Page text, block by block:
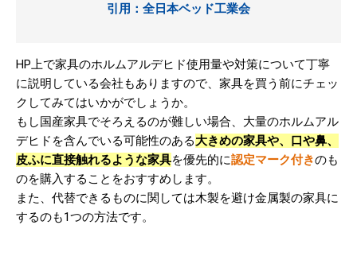
引用：全日本ベッド工業会
HP上で家具のホルムアルデヒド使用量や対策について丁寧
に説明している会社もありますので、家具を買う前にチェッ
クしてみてはいかがでしょうか。
もし国産家具でそろえるのが難しい場合、大量のホルムアル
デヒドを含んでいる可能性のある大きめの家具や、口や鼻、
皮ふに直接触れるような家具を優先的に認定マーク付きのも
のを購入することをおすすめします。
また、代替できるものに関しては木製を避け金属製の家具に
するのも1つの方法です。